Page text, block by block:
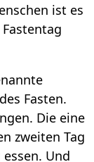
ist es
Fasten.
Die eine
zweiten Tag
Und